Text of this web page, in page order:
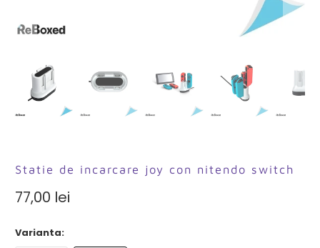
Statie de incarcare joy con nitendo switch
77,00 lei
Varianta: